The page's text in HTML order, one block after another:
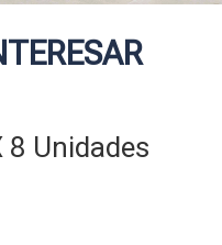
Unidades